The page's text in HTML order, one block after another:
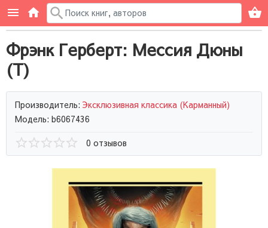
Фрэнк Герберт: Мессия Дюны
(Т)
Производитель: Эксклюзивная классика (Карманный)
Модель: b6067436
0 отзывов